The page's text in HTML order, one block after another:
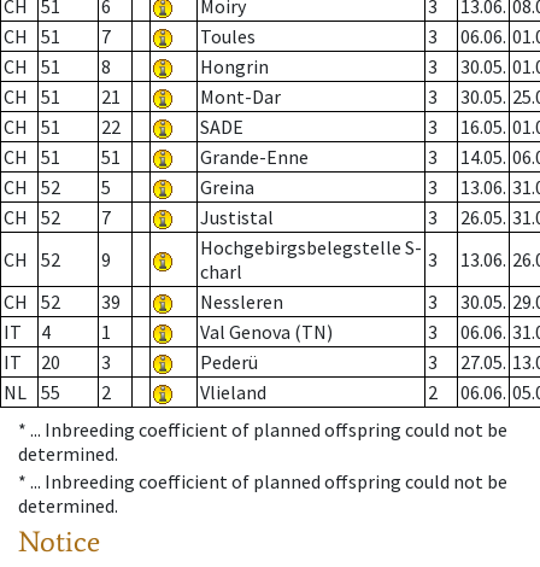
CH 51 6 Moiry 3 13.06.
CH
51 7 Toules 3 06.06.
CH
51 8 Hongrin 3 30.05.
CH
51 21 Mont-Dar 3 30.05.
CH
51 22 SADE 3 16.05.
CH
51 51 Grande-Enne 3 14.05.
CH
52 5 Greina 3 13.06.
CH
52 7 Justistal 3 26.05.
CH
52 9
Hochgebirgsbelegstelle S-
charl
3 13.06.
CH
52 39 Nessleren 3 30.05.
IT
4 1 Val Genova (TN) 3 06.06.
IT
20 3 Pederü 3 27.05.
NL 55 2 Vlieland 2 06.06.
* ... Inbreeding coefficient of planned offspring could not be
determined.
* ... Inbreeding coefficient of planned offspring could not be
determined.
Notice